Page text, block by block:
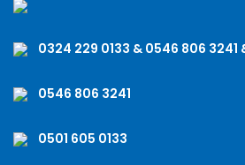
0324 229 0133 & 0546 806 3241
0546 806 3241
0501 605 0133